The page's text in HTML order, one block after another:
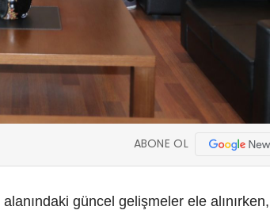
ABONE OL
güncel gelişmeler ele alınırken,